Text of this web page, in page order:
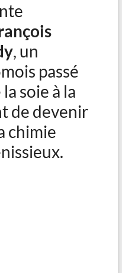
, un
passé
soie à la
de devenir
chimie